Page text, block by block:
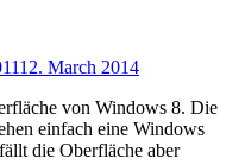
12. March 2014
von Windows 8. Die
einfach eine Windows
die Oberfläche aber